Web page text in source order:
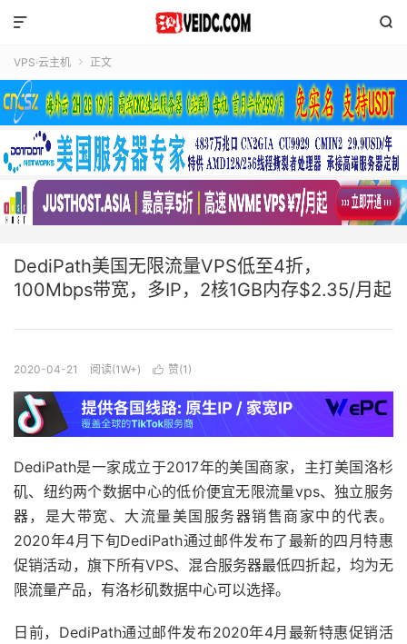


VPS·云主机  正文
DediPath美国无限流量VPS低至4折，
100Mbps带宽，多IP，2核1GB内存$2.35/月起
2020-04-21 阅读(1W+)  赞(1 )
DediPath是一家成立于2017年的美国商家，主打美国洛杉
矶、纽约两个数据中心的低价便宜无限流量vps、独立服务
器，是大带宽、大流量美国服务器销售商家中的代表。
2020年4月下旬DediPath通过邮件发布了最新的四月特惠
促销活动，旗下所有VPS、混合服务器最低四折起，均为无
限流量产品，有洛杉矶数据中心可以选择。
日前，DediPath通过邮件发布2020年4月最新特惠促销活